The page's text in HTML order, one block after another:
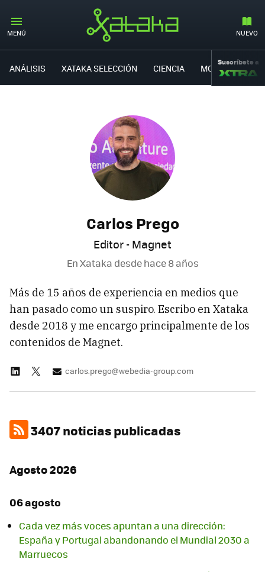
MENÚ NUEVO
ANÁLISIS XATAKA SELECCIÓN CIENCIA MOVILIDAD
Suscríbete a
Carlos Prego
Editor - Magnet
En Xataka desdehace 8 años
Más de 15 años de experiencia en medios que
han pasado como un suspiro. Escribo en Xataka
desde 2018 y me encargo principalmente de los
contenidos de Magnet.
carlos.prego@webedia-group.com
3407 noticias publicadas
Agosto 2026
06 agosto
Cada vez más voces apuntan a una dirección:
España y Portugal abandonando el Mundial 2030 a
Marruecos